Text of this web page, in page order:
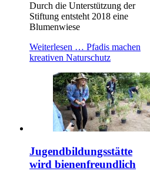
Durch die Unterstützung der
Stiftung entsteht 2018 eine
Blumenwiese
Weiterlesen … Pfadis machen
kreativen Naturschutz
Jugendbildungsstätte
wird bienenfreundlich